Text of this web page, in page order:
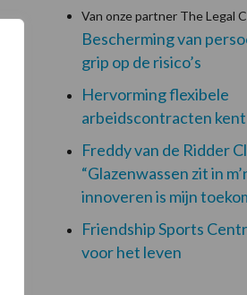
Van onze partner The Legal
Bescherming van
grip op de risico’s
Hervorming flexibele
arbeidscontracten
Freddy van de Ridder
“Glazenwassen zit in
innoveren is mijn
Friendship Sports
voor het leven